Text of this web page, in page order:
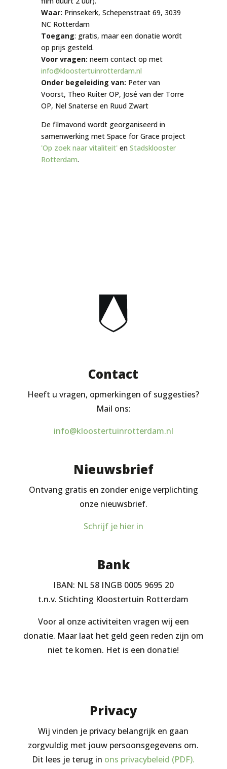
Waar: Prinsekerk, Schepenstraat 69, 3039
NC Rotterdam
Toegang: gratis, maar een donatie wordt
op prijs gesteld.
Voor vragen: neem contact op met
info@kloostertuinrotterdam.nl
Onder begeleiding van: Peter van
Voorst, Theo Ruiter OP, José van der Torre
OP, Nel Snaterse en Ruud Zwart
De filmavond wordt georganiseerd in
samenwerking met Space for Grace project
'Op zoek naar vitaliteit'en Stadsklooster
Rotterdam.
Contact
Heeft u vragen, opmerkingen of suggesties?
Mail ons:
info@kloostertuinrotterdam.nl
Nieuwsbrief
Ontvang gratis en zonder enige verplichting
onze nieuwsbrief.
Schrijf je hier in
Bank
IBAN: NL 58 INGB 0005 9695 20
t.n.v. Stichting Kloostertuin Rotterdam
Voor al onze activiteiten vragen wij een
donatie. Maar laat het geld geen reden zijn om
niet te komen. Het is een donatie!
Privacy
Wij vinden je privacy belangrijk en gaan
zorgvuldig met jouw persoonsgegevens om.
Dit lees je terug in ons privacybeleid (PDF).